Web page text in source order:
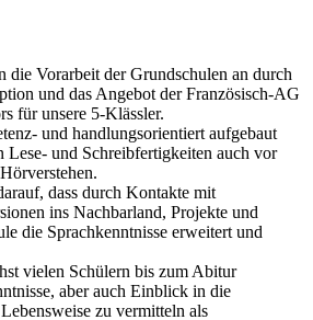
die Vorarbeit der Grundschulen an durch
und das Angebot der Französisch-AG
für unsere 5-Klässler.
und handlungsorientiert aufgebaut
Lese- und Schreibfertigkeiten auch vor
dass durch Kontakte mit
ins Nachbarland, Projekte und
die Sprachkenntnisse erweitert und
vielen Schülern bis zum Abitur
aber auch Einblick in die
zu vermitteln als